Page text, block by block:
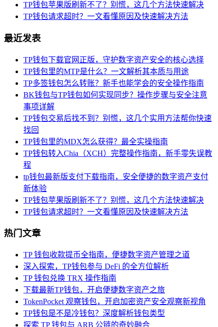
TP钱包苹果版刷新不了？别慌，这几个方法快速解决
TP钱包请求超时？一文看懂原因及快速解决方法
最近发表
TP钱包下载官网正版，守护数字资产安全的核心选择
TP钱包里的MTP是什么？一文解析其本质与用途
TP多签钱包怎么转账？新手也能学会的安全操作指南
BK钱包与TP钱包如何实现同步？操作步骤与安全注意
事项详解
TP钱包交易后找不到？别慌，这几个实用方法帮你快速
找回
TP钱包里的MDX怎么获得？最全实操指南
TP钱包转入Chia（XCH）完整操作指南，新手零失误教
程
tp钱包最新版支付下载指南，安全便捷的数字资产支付
新体验
TP钱包苹果版刷新不了？别慌，这几个方法快速解决
TP钱包请求超时？一文看懂原因及快速解决方法
热门文章
TP 钱包收款提币全指南，便捷数字资产管理之道
深入探索，TP钱包参与 DeFi 的全方位解析
TP 钱包兑换 TRX 操作指南
下载最新TP钱包，开启便捷数字资产之旅
TokenPocket 观察钱包，开启加密资产安全观察新视角
TP钱包是不是冷钱包？深度解析钱包类型
探索 TP 钱包与 ARB 公链的奇妙融合